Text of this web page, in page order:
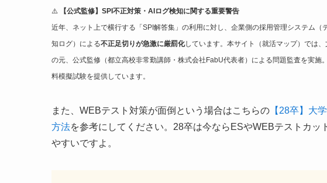
⚠️
【公式監修】SPI不正対策・AIログ検知に関する重要警告
近年、ネット上で横行する「SPI解答集」の利用に対し、企業側の採用管理システム
知ログ）による不正足切りが急激に厳罰化しています。本サイト（就活マップ）では
の元、公式監修（都立高校非常勤講師・株式会社FabU代表者）による問題監査を実
料模擬試験を提供しています。
また、WEBテスト対策が面倒という場合はこちらの 【28卒】大
方法を参考にしてください。28卒は今ならESやWEBテストカ
やすいですよ。